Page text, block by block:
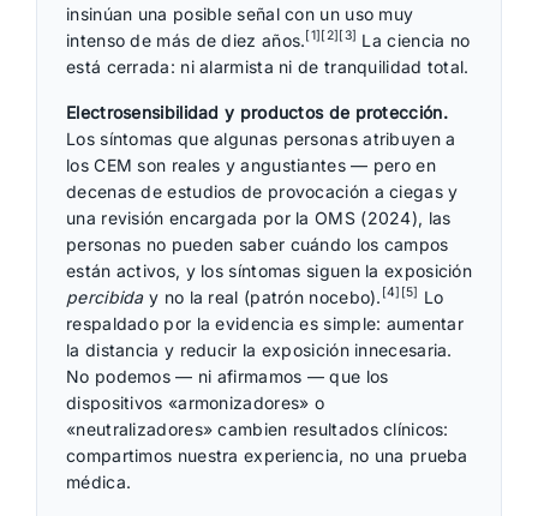
insinúan una posible señal con un uso muy
intenso de más de diez años. [1][2][3] La ciencia no
está cerrada: ni alarmista ni de tranquilidad total.
Electrosensibilidad y productos de protección.
Los síntomas que algunas personas atribuyen a
los CEM son reales y angustiantes — pero en
decenas de estudios de provocación a ciegas y
una revisión encargada por la OMS (2024), las
personas no pueden saber cuándo los campos
están activos, y los síntomas siguen la exposición
percibiday no la real (patrón nocebo). [4][5]
Lo
respaldado por la evidencia es simple: aumentar
la distancia y reducir la exposición innecesaria.
No podemos — ni afirmamos — que los
dispositivos «armonizadores» o
«neutralizadores» cambien resultados clínicos:
compartimos nuestra experiencia, no una prueba
médica.